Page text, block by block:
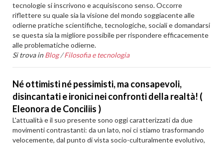
tecnologie si inscrivono e acquisiscono senso. Occorre
riflettere su quale sia la visione del mondo soggiacente alle
odierne pratiche scientifiche, tecnologiche, sociali e domandarsi
se questa sia la migliore possibile per rispondere efficacemente
alle problematiche odierne.
Si trova in Blog /Filosofia e tecnologia
Né ottimisti né pessimisti, ma consapevoli,
disincantati e ironici nei confronti della realtà! (
Eleonora de Conciliis )
L'attualità e il suo presente sono oggi caratterizzati da due
movimenti contrastanti: da un lato, noi ci stiamo trasformando
velocemente, dal punto di vista socio-culturalmente evolutivo,